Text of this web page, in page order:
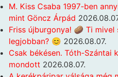
M. Kiss Csaba 1997-ben
mint Göncz Árpád
Friss újburgonya! 🥔 Ti mivel
legjobban? 😊 2026.08.07.
Csak békésen. Tóth-Szántai
mondott 2026.08.07.